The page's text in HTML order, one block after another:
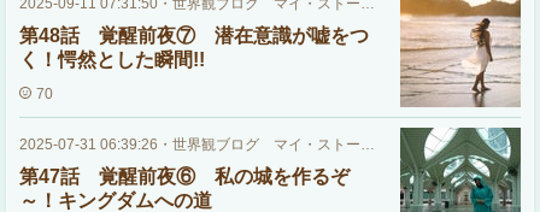
2025-09-11 07:31:50 ・ 世界観ブログ マイ・ストーリー
第48話 覚醒前夜⑦ 潜在意識が嘘をつ
く！愕然とした瞬間!!
70
2025-07-31 06:39:26 ・ 世界観ブログ マイ・ストーリー
第47話 覚醒前夜⑥ 私の城を作るぞ
～！キングダムへの道